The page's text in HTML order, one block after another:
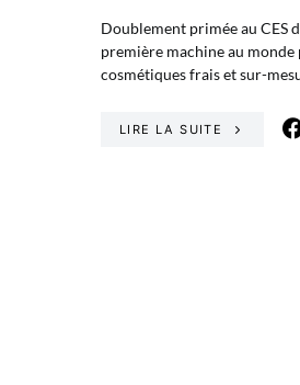
Doublement primée au CES
première machine au
cosmétiques frais et sur-
LIRE LA SUITE